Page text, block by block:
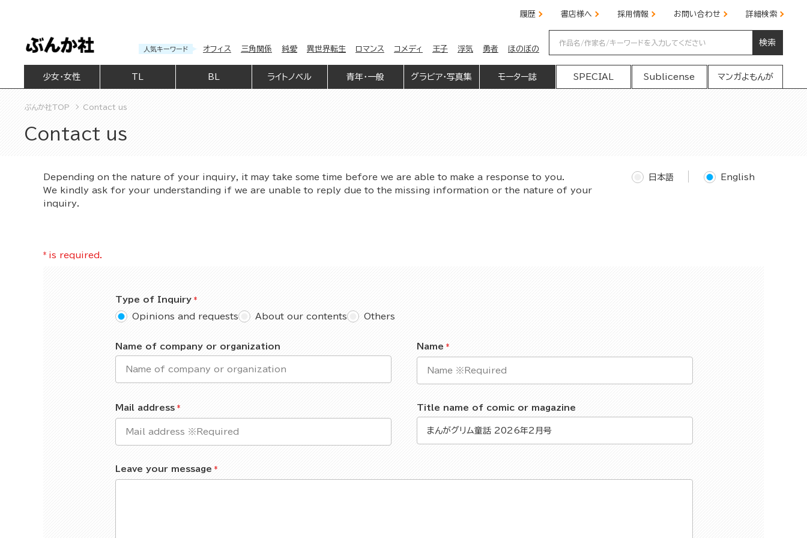
履歴 書店様へ 採用情報 お問い合わせ 詳細検索
人気キーワード オフィス 三角関係 純愛 異世界転生 ロマンス コメディ 王子 浮気 勇者 ほのぼの
検索
少女・女性 BL ライトノベル 青年・一般 グラビア・写真集 モーター誌 SPECIAL Sublicense マンガよもんが
ぶんか社TOP Contact us
Contact us
Depending on the nature of your inquiry, it may take some time before we are able to make a response to you.
We kindly ask for your understanding if we are unable to reply due to the missing information or the nature of your
inquiry.
日本語 English
* is required.
Type of Inquiry
Opinions and requests
About our contents Others
Name of company or organization Name
Mail address Title name of comic or magazine
Leave your message